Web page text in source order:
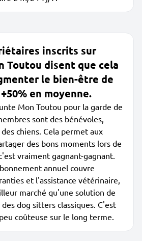
inscrits sur
Toutou disent que cela
le bien-être de
en moyenne.
Mon Toutou pour la garde de
sont des bénévoles,
chiens. Cela permet aux
des bons moments lors de
vraiment gagnant-gagnant.
annuel couvre
et l'assistance vétérinaire,
marché qu'une solution de
dog sitters classiques. C'est
coûteuse sur le long terme.